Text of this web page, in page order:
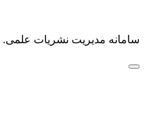
سامانه مدیریت نشریات علمی.